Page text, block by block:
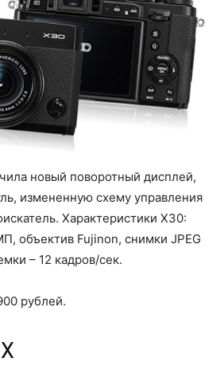
новый поворотный дисплей,
измененную схему управления
Характеристики X30:
объектив Fujinon, снимки JPEG
– 12 кадров/сек.
рублей.